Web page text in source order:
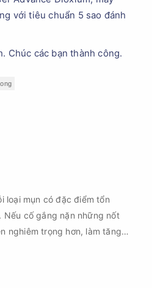
với tiêu chuẩn 5 sao đánh
Chúc các bạn thành công.
loại mụn có đặc điểm tổn
cố gắng nặn những nốt
nghiêm trọng hơn, làm tăng